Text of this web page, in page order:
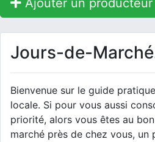
Ajouter un producteur
Jours-de-
Bienvenue sur le guide
locale. Si pour vous aussi
priorité, alors vous êtes au
marché près de chez vous, un